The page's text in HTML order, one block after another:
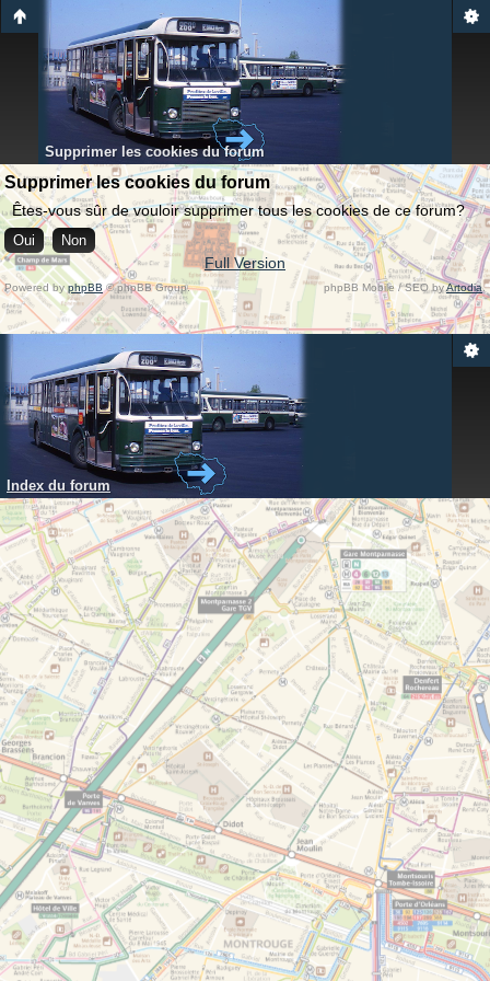
Supprimer les cookies du forum
Supprimer les cookies du forum
Êtes-vous sûr de vouloir supprimer tous les cookies de ce forum?
Full Version
Powered byphpBB © phpBB Group. phpBB Mobile / SEO byArtodia.
Index du forum